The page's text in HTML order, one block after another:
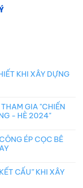
KHI XÂY DỰNG
GIA "CHIẾN
- HÈ 2024"
ÉP CỌC BÊ
CẤU” KHI XÂY